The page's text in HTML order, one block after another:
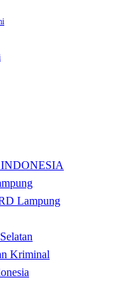
INDONESIA
Lampung
Kriminal